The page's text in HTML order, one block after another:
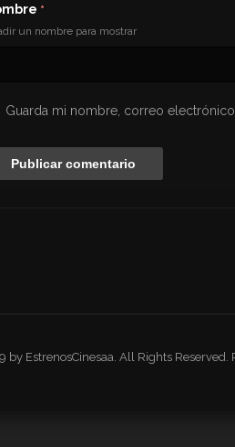
*
un nombre para mostrar
Guarda mi nombre, correo
by EstrenosCinesaa. All Rights Reserved.